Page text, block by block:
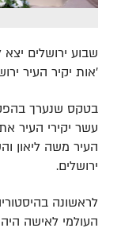
שבוע ירושלים
'אות יקיר העיר
בטקס שנערך
עשר יקירי העיר
העיר משה ליאון
ירושלים.
לראשונה
העולמי לאישה